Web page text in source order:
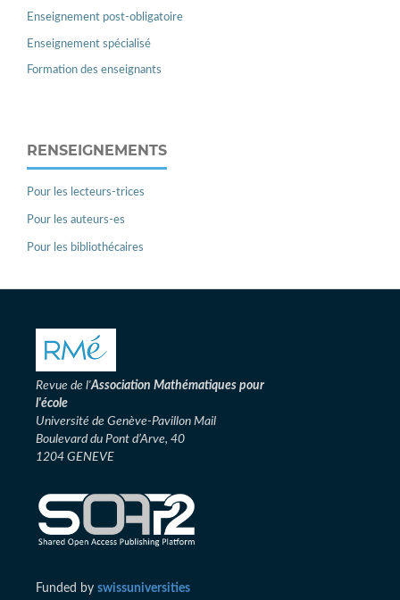
Enseignement post-obligatoire
Enseignement spécialisé
Formation des enseignants
RENSEIGNEMENTS
Pour les lecteurs-trices
Pour les auteurs-es
Pour les bibliothécaires
Revue de l'Association Mathématiques pour
l'école
Université de Genève-Pavillon Mail
Boulevard du Pont d’Arve, 40
1204 GENEVE
Funded by swissuniversities